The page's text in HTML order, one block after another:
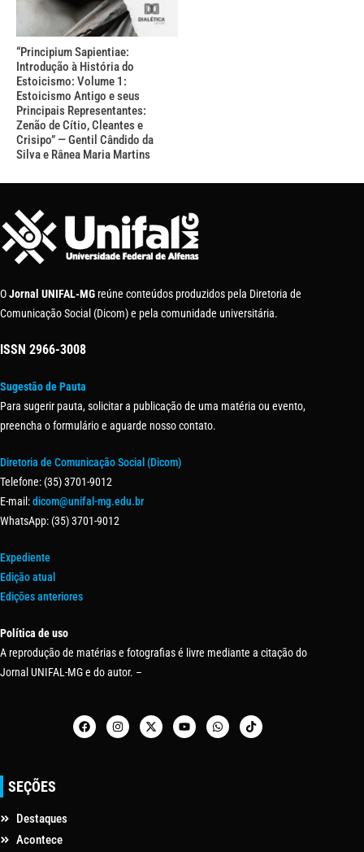
“Principium Sapientiae:
Introdução à História do
Estoicismo: Volume 1:
Estoicismo Antigo e seus
Principais Representantes:
Zenão de Cítio, Cleantes e
Crisipo” — Gentil Cândido da
Silva e Rânea Maria Martins
OJornal UNIFAL-MG reúne conteúdos produzidos pela Diretoria de
Comunicação Social (Dicom) e pela comunidade universitária.
ISSN 2966-3008
Sugestão de Pauta
Para sugerir pauta, solicitar a publicação de uma matéria ou evento,
preencha o formulário e aguarde nosso contato.
Diretoria de Comunicação Social (Dicom)
Telefone: (35) 3701-9012
E-mail:dicom@unifal-mg.edu.br
WhatsApp: (35) 3701-9012
Expediente
Edição atual
Edições anteriores
Política de uso
A reprodução de matérias e fotografias é livre mediante a citação do
Jornal UNIFAL-MG e do autor. –
SEÇÕES
Destaques
Acontece